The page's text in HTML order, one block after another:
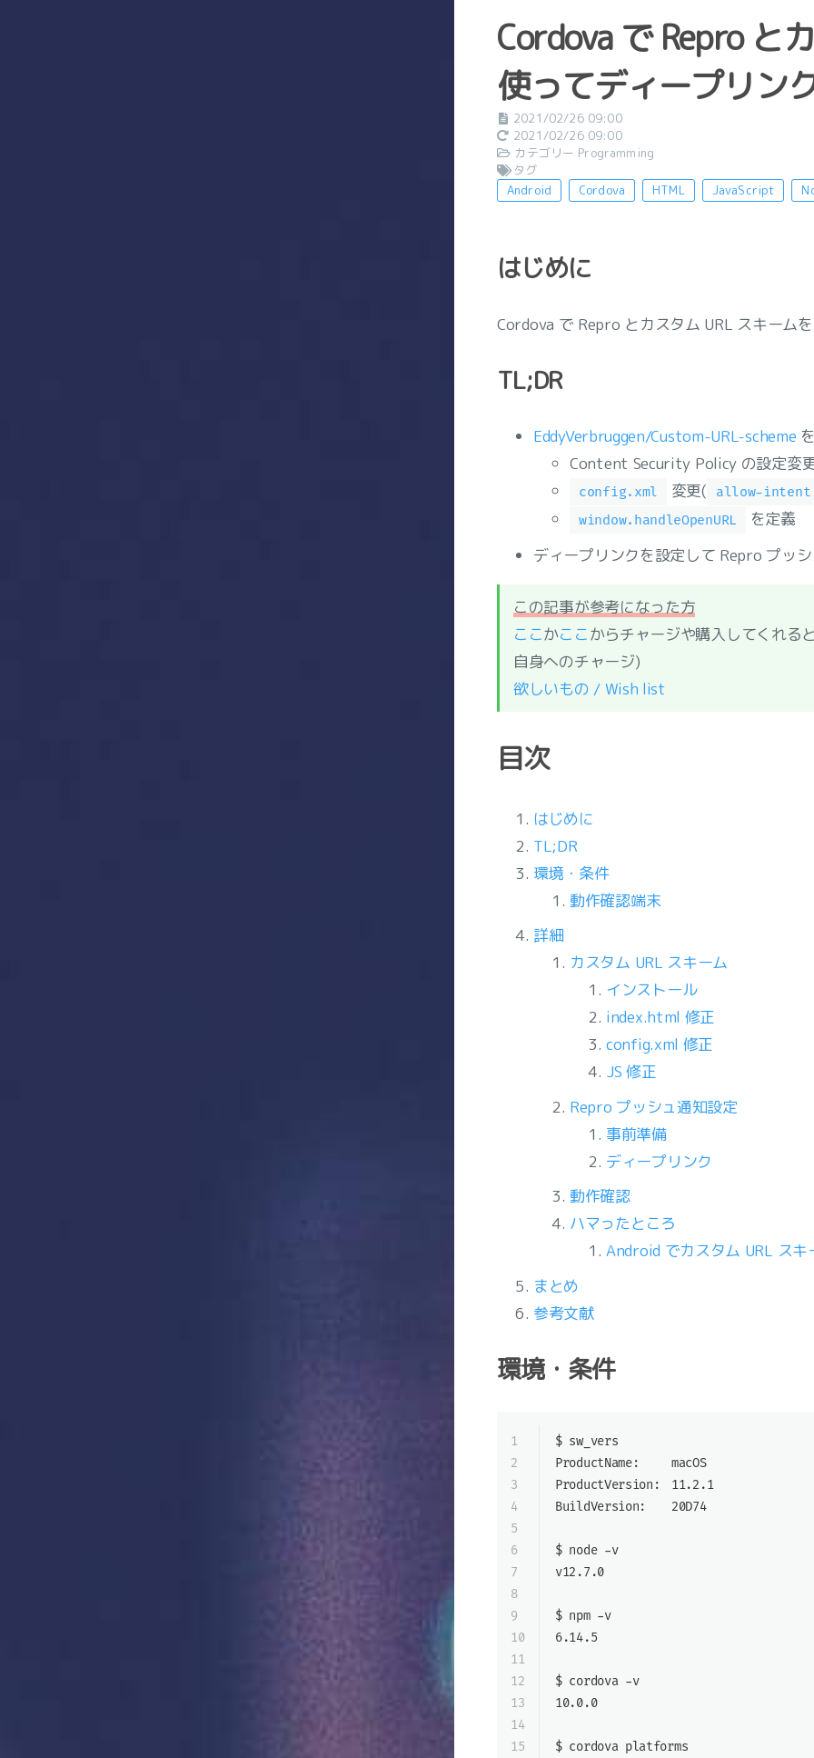
Cordova で Repro と
使ってディープリン
2021/02/26 09:00
2021/02/26 09:00
カテゴリー Programming
タグ
Android
Cordova HTML JavaScript
はじめに
Cordova で Repro とカスタム URL スキーム
TL;DR
EddyVerbruggen/Custom-URL-scheme
Content Security Policy の設定変
config.xml 変更( allow-intent
window.handleOpenURL
を定義
ディープリンクを設定して Repro プッ
この記事が参考になった方
ここかここからチャージや購入してくれる
自身へのチャージ)
欲しいもの / Wish list
目次
はじめに
TL;DR
環境・条件
動作確認端末
詳細
カスタム URL スキーム
インストール
index.html 修正
config.xml 修正
JS 修正
Repro プッシュ通知設定
事前準備
ディープリンク
動作確認
ハマったところ
Android でカスタム URL スキ
まとめ
参考文献
環境・条件
1
2
3
4
5
6
7
8
9
10
11
12
13
14
15
$ sw_vers
ProductName:	macOS
ProductVersion:	11.2.1
BuildVersion:	20D74
$ node -v
v12.7.0
$ npm -v
6.14.5
$ cordova -v
10.0.0
$ cordova platforms